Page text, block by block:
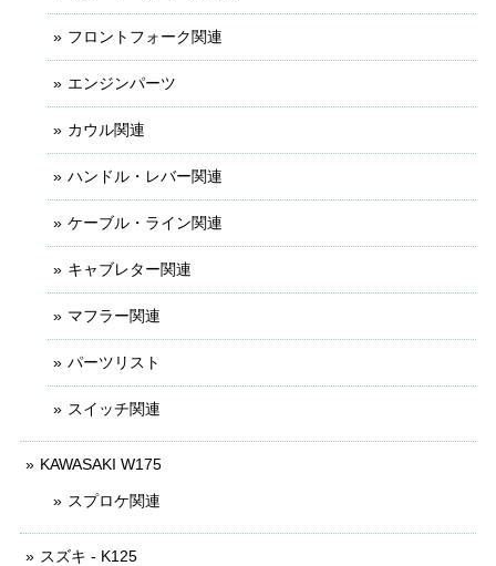
フロントフォーク関連
エンジンパーツ
カウル関連
ハンドル・レバー関連
ケーブル・ライン関連
キャブレター関連
マフラー関連
パーツリスト
スイッチ関連
KAWASAKI W175
スプロケ関連
スズキ - K125